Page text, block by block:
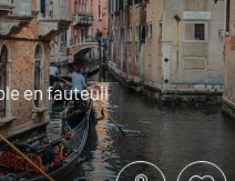
en fauteuil